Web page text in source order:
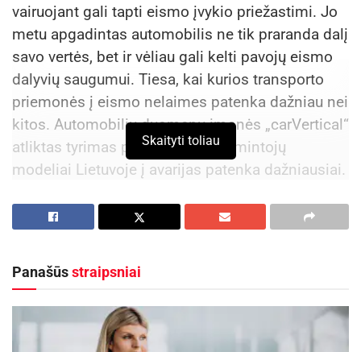
vairuojant gali tapti eismo įvykio priežastimi. Jo
metu apgadintas automobilis ne tik praranda dalį
savo vertės, bet ir vėliau gali kelti pavojų eismo
dalyvių saugumui. Tiesa, kai kurios transporto
priemonės į eismo nelaimes patenka dažniau nei
kitos. Automobilių duomenų įmonės „carVertical“
atliktas tyrimas parodė, kokių gamintojų
modeliai Lietuvoje į avarijas patenka dažniausiai.
Dažniausiai apgadinami – galingi
„carVertical“ platformoje lietuviai kasmet
patikrina tūkstančių automobilių istoriją. Šie
Skaityti toliau
Panašūsstraipsniai